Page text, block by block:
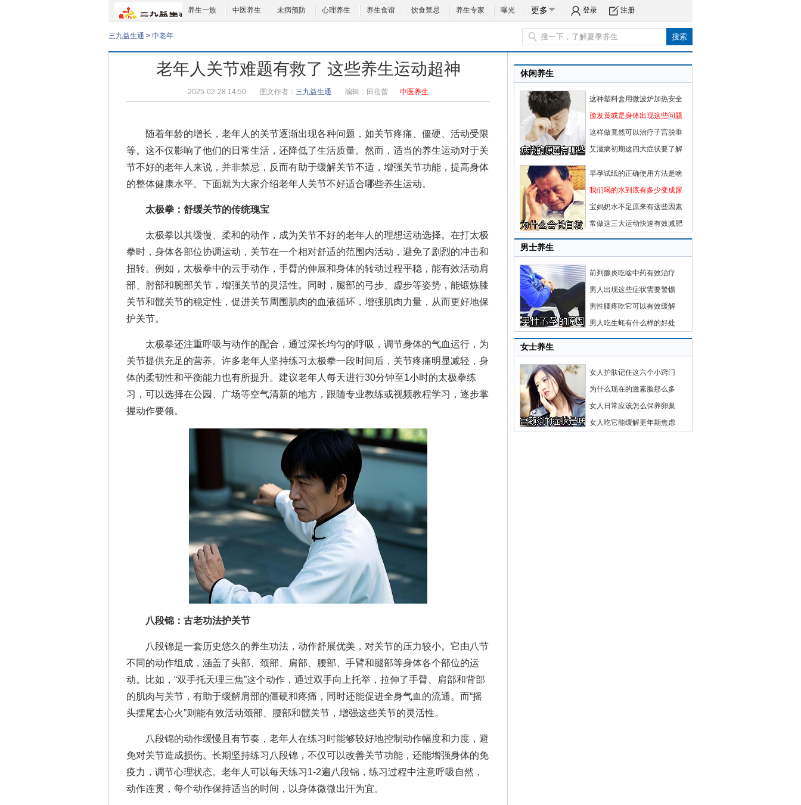
养生一族 中医养生 未病预防 心理养生 养生食谱 饮食禁忌 养生专家 曝光 更多 登录 注册
三九益生通 > 中老年
老年人关节难题有救了 这些养生运动超神
2025-02-28 14:50 图文作者： 三九益生通 编辑： 田蓓蕾 中医养生
随着年龄的增长，老年人的关节逐渐出现各种问题，如关节疼痛、僵硬、活动受限
等。这不仅影响了他们的日常生活，还降低了生活质量。然而，适当的养生运动对于关
节不好的老年人来说，并非禁忌，反而有助于缓解关节不适，增强关节功能，提高身体
的整体健康水平。下面就为大家介绍老年人关节不好适合哪些养生运动。
太极拳：舒缓关节的传统瑰宝
太极拳以其缓慢、柔和的动作，成为关节不好的老年人的理想运动选择。在打太极
拳时，身体各部位协调运动，关节在一个相对舒适的范围内活动，避免了剧烈的冲击和
扭转。例如，太极拳中的云手动作，手臂的伸展和身体的转动过程平稳，能有效活动肩
部、肘部和腕部关节，增强关节的灵活性。同时，腿部的弓步、虚步等姿势，能锻炼膝
关节和髋关节的稳定性，促进关节周围肌肉的血液循环，增强肌肉力量，从而更好地保
护关节。
太极拳还注重呼吸与动作的配合，通过深长均匀的呼吸，调节身体的气血运行，为
关节提供充足的营养。许多老年人坚持练习太极拳一段时间后，关节疼痛明显减轻，身
体的柔韧性和平衡能力也有所提升。建议老年人每天进行30分钟至1小时的太极拳练
习，可以选择在公园、广场等空气清新的地方，跟随专业教练或视频教程学习，逐步掌
握动作要领。
八段锦：古老功法护关节
八段锦是一套历史悠久的养生功法，动作舒展优美，对关节的压力较小。它由八节
不同的动作组成，涵盖了头部、颈部、肩部、腰部、手臂和腿部等身体各个部位的运
动。比如，“双手托天理三焦”这个动作，通过双手向上托举，拉伸了手臂、肩部和背部
的肌肉与关节，有助于缓解肩部的僵硬和疼痛，同时还能促进全身气血的流通。而“摇
头摆尾去心火”则能有效活动颈部、腰部和髋关节，增强这些关节的灵活性。
八段锦的动作缓慢且有节奏，老年人在练习时能够较好地控制动作幅度和力度，避
免对关节造成损伤。长期坚持练习八段锦，不仅可以改善关节功能，还能增强身体的免
疫力，调节心理状态。老年人可以每天练习1-2遍八段锦，练习过程中注意呼吸自然，
动作连贯，每个动作保持适当的时间，以身体微微出汗为宜。
休闲养生
这种塑料盒用微波炉加热安全
脸发黄或是身体出现这些问题
这样做竟然可以治疗子宫脱垂
艾滋病初期这四大症状要了解
早孕试纸的正确使用方法是啥
我们喝的水到底有多少变成尿
宝妈奶水不足原来有这些因素
常做这三大运动快速有效减肥
男士养生
前列腺炎吃啥中药有效治疗
男人出现这些症状需要警惕
男性腰疼吃它可以有效缓解
男人吃生蚝有什么样的好处
女士养生
女人护肤记住这六个小窍门
为什么现在的激素脸那么多
女人日常应该怎么保养卵巢
女人吃它能缓解更年期焦虑